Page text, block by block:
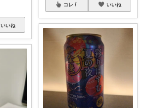
いいね
コレ いいね